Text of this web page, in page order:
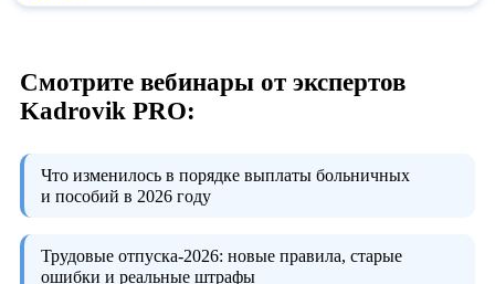
Смотрите вебинары от экспертов
Kadrovik PRO:
Что изменилось в порядке выплаты больничных
и пособий в 2026 году
Трудовые отпуска-2026: новые правила, старые
ошибки и реальные штрафы